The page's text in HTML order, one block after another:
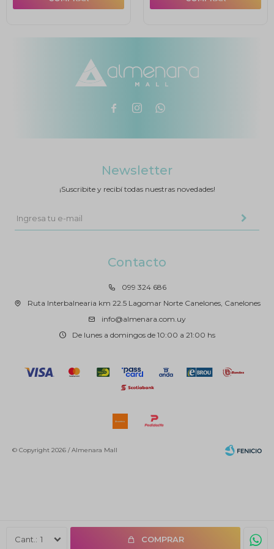
1 COMPRAR
  
Contacto
099 324 686
Ruta Interbalnearia km 22.5 Lagomar Norte Canelones, Canelones
info@almenara.com.uy
De lunes a domingos de 10:00 a 21:00 hs
Newsletter
¡Suscribite y recibí todas nuestras novedades!
© Copyright 2026 / Almenara Mall